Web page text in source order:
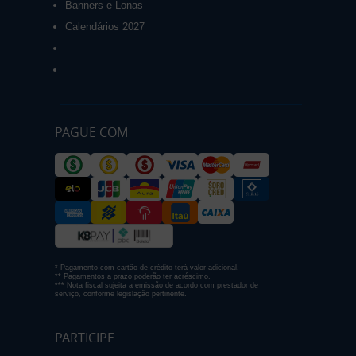
Banners e Lonas
Calendários 2027
PAGUE COM
* Pagamento com cartão de crédito terá valor adicional.
** Pagamentos a prazo poderão ter acréscimo.
*** Nota fiscal sujeita a emissão de acordo com prestador de
serviço, conforme legislação pertinente.
PARTICIPE